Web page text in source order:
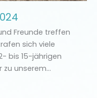
Freunde treffen
sich viele
bis 15-jährigen
zu unserem…